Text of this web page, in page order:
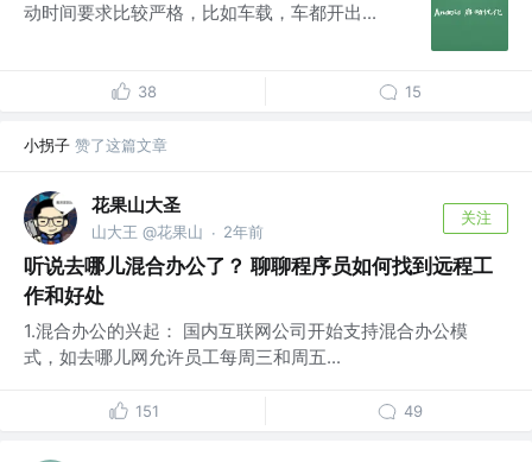
动时间要求比较严格，比如车载，车都开出...
38 15
小拐子 赞了这篇文章
花果山大圣
山大王 @花果山 · 2年前
关注
听说去哪儿混合办公了？ 聊聊程序员如何找到远程工
作和好处
1.混合办公的兴起： 国内互联网公司开始支持混合办公模
式，如去哪儿网允许员工每周三和周五...
151 49